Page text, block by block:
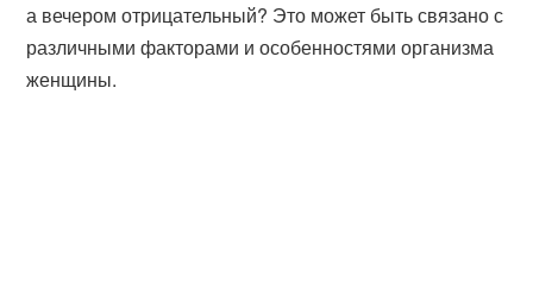
а вечером отрицательный? Это может быть связано с
различными факторами и особенностями организма
женщины.